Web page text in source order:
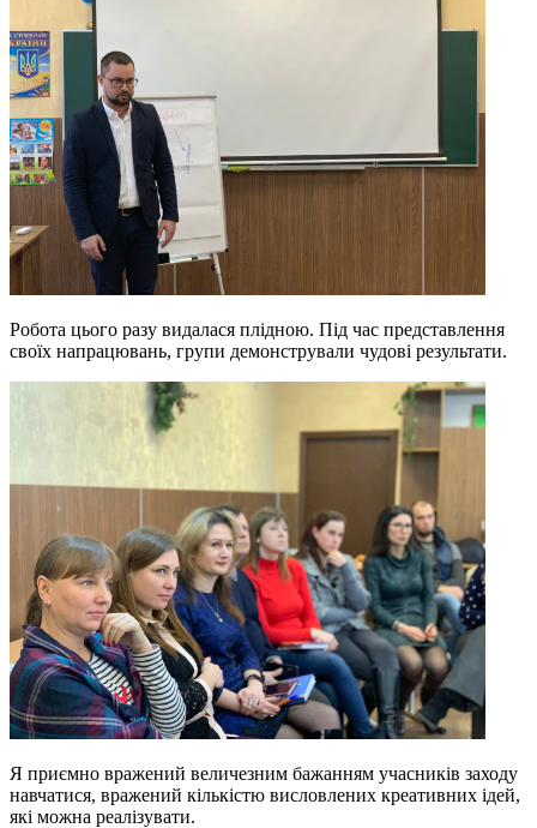
Робота цього разу видалася плідною. Під час представлення
своїх напрацювань, групи демонстрували чудові результати.
Я приємно вражений величезним бажанням учасників заходу
навчатися, вражений кількістю висловлених креативних ідей,
які можна реалізувати.